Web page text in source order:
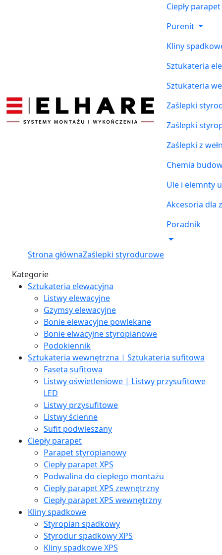
Ciepły parapet
Purenit
Kliny
Sztukateria
Sztukateria
Zaślepki
Zaślepki
Zaślepki z
Chemia
Ule i elemnty
Akcesoria dla
Poradnik
Strona głównaZaślepki styrodurowe
Kategorie
Sztukateria elewacyjna
Listwy elewacyjne
Gzymsy elewacyjne
Bonie elewacyjne powlekane
Bonie elwacyjne styropianowe
Podokiennik
Sztukateria wewnętrzna | Sztukateria sufitowa
Faseta sufitowa
Listwy oświetleniowe | Listwy przysufitowe
LED
Listwy przysufitowe
Listwy ścienne
Sufit podwieszany
Ciepły parapet
Parapet styropianowy
Ciepły parapet XPS
Podwalina do ciepłego montażu
Ciepły parapet XPS zewnętrzny
Ciepły parapet XPS wewnętrzny
Kliny spadkowe
Styropian spadkowy
Styrodur spadkowy XPS
Kliny spadkowe XPS